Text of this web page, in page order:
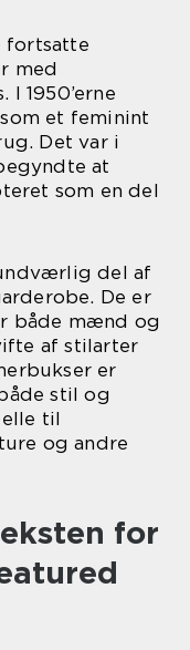
fortsatte
med
1950’erne
et feminint
Det var i
at
som en del
del af
De er
både mænd og
af stilarter
er
stil og
til
og andre
for